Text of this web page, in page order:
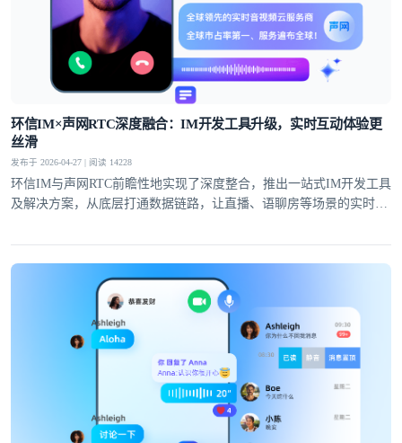
环信IM×声网RTC深度融合：IM开发工具升级，实时互动体验更
丝滑
发布于 2026-04-27 | 阅读 14228
环信IM与声网RTC前瞻性地实现了深度整合，推出一站式IM开发工具
及解决方案，从底层打通数据链路，让直播、语聊房等场景的实时互
我已阅读并同意通讯云服务条款
提交
不了，谢谢